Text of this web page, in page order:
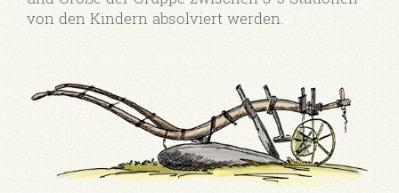
von den Kindern absolviert werden.